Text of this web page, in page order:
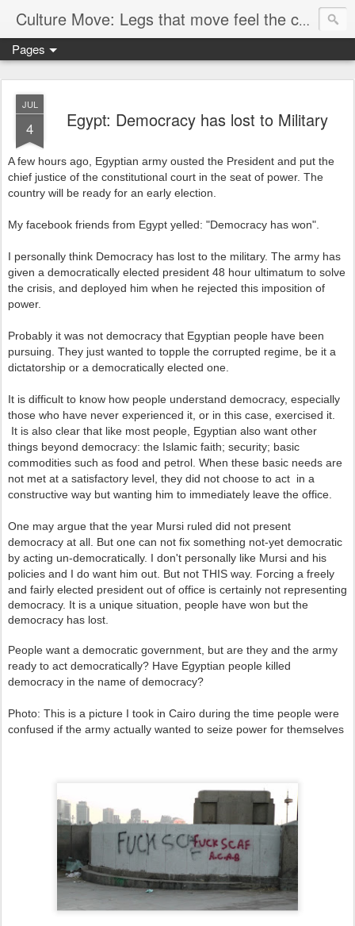
Culture Move: Legs that move feel the chain
Pages
JUL
4 Egypt: Democracy has lost to Military
A few hours ago, Egyptian army ousted the President and put the
chief justice of the constitutional court in the seat of power. The
country will be ready for an early election.
My facebook friends from Egypt yelled: "Democracy has won".
I personally think Democracy has lost to the military. The army has
given a democratically elected president 48 hour ultimatum to solve
the crisis, and deployed him when he rejected this imposition of
power.
Probably it was not democracy that Egyptian people have been
pursuing. They just wanted to topple the corrupted regime, be it a
dictatorship or a democratically elected one.
It is difficult to know how people understand democracy, especially
those who have never experienced it, or in this case, exercised it.
It is also clear that like most people, Egyptian also want other
things beyond democracy: the Islamic faith; security; basic
commodities such as food and petrol. When these basic needs are
not met at a satisfactory level, they did not choose to act in a
constructive way but wanting him to immediately leave the office.
One may argue that the year Mursi ruled did not present
democracy at all. But one can not fix something not-yet democratic
by acting un-democratically. I don't personally like Mursi and his
policies and I do want him out. But not THIS way. Forcing a freely
and fairly elected president out of office is certainly not representing
democracy. It is a unique situation, people have won but the
democracy has lost.
People want a democratic government, but are they and the army
ready to act democratically? Have Egyptian people killed
democracy in the name of democracy?
Photo: This is a picture I took in Cairo during the time people were
confused if the army actually wanted to seize power for themselves